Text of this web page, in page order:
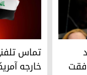
پرچم‌های
تماس
خارجه